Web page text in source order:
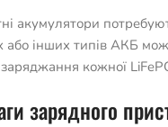
акумулятори
інших типів АКБ
кожної
зарядного